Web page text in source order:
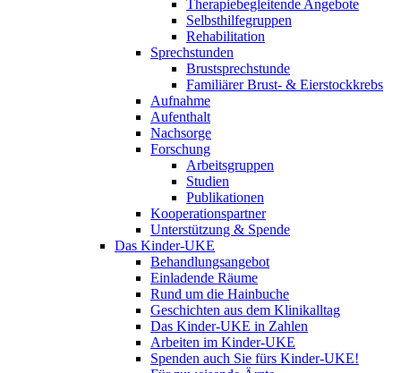
Therapiebegleitende Angebote
Selbsthilfegruppen
Rehabilitation
Sprechstunden
Brustsprechstunde
Familiärer Brust- & Eierstockkrebs
Aufnahme
Aufenthalt
Nachsorge
Forschung
Arbeitsgruppen
Studien
Publikationen
Kooperationspartner
Unterstützung & Spende
Das Kinder-UKE
Behandlungsangebot
Einladende Räume
Rund um die Hainbuche
Geschichten aus dem Klinikalltag
Das Kinder-UKE in Zahlen
Arbeiten im Kinder-UKE
Spenden auch Sie fürs Kinder-UKE!